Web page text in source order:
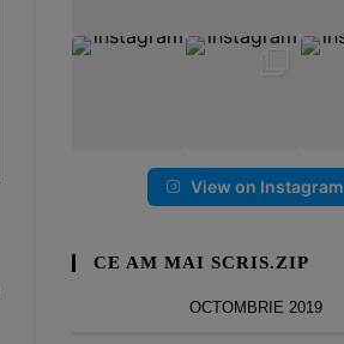
View on Instagram
CE AM MAI SCRIS.ZIP
OCTOMBRIE 2019